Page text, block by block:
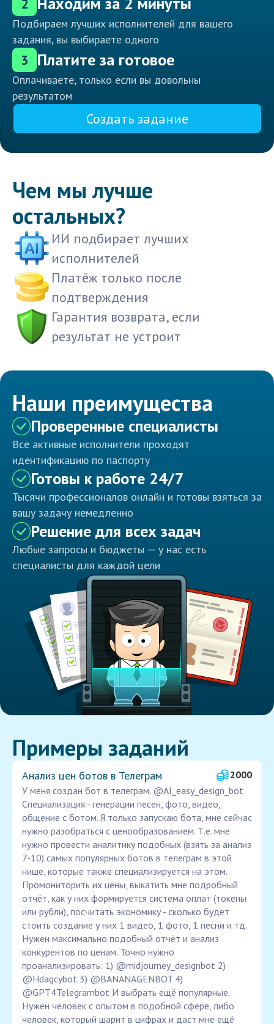
2
Подбираем лучших исполнителей для вашего
задания, вы выбираете одного
3 Платите за готовое
Оплачиваете, только если вы довольны
результатом
Создать задание
Чем мы лучше
остальных?
ИИ подбирает лучших
исполнителей
Платёж только после
подтверждения
Гарантия возврата, если
результат не устроит
Наши преимущества
Проверенные специалисты
Все активные исполнители проходят
идентификацию по паспорту
Готовы к работе 24/7
Тысячи профессионалов онлайн и готовы взяться за
вашу задачу немедленно
Решение для всех задач
Любые запросы и бюджеты — у нас есть
специалисты для каждой цели
Примеры заданий
Анализ цен ботов в Телеграм
2000
У меня создан бот в телеграм. @AI_easy_design_bot
Специализация - генерации песен, фото, видео,
общение с ботом. Я только запускаю бота, мне сейчас
нужно разобраться с ценообразованием. Т.е. мне
нужно провести аналитику подобных (взять за анализ
7-10) самых популярных ботов в телеграм в этой
нише, которые также специализируется на этом.
Промониторить их цены, выкатить мне подробный
отчёт, как у них формируется система оплат (токены
или рубли), посчитать экономику - сколько будет
стоить создание у них 1 видео, 1 фото, 1 песни и тд.
Нужен максимально подобный отчёт и анализ
конкурентов по ценам. Точно нужно
проанализировать: 1) @midjourney_designbot 2)
@Hdagcybot 3) @BANANAGENBOT 4)
@GPT4Telegrambot И выбрать ещё популярные.
Нужен человек с опытом в подобной сфере, либо
человек, который шарит в цифрах и даст мне ещё